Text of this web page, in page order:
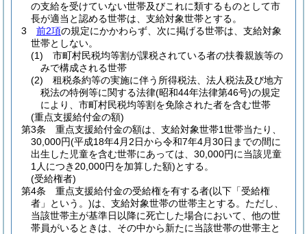
の支給を受けていない世帯及びこれに類するものとして市
長が適当と認める世帯は、支給対象世帯とする。
3
前2項の規定にかかわらず、次に掲げる世帯は、支給対象
世帯としない。
(1)
市町村民税均等割が課税されている者の扶養親族等の
みで構成される世帯
(2)
租税条約等の実施に伴う所得税法、法人税法及び地方
税法の特例等に関する法律(昭和44年法律第46号)の規定
により、市町村民税均等割を免除された者を含む世帯
(重点支援給付金の額)
第3条
重点支援給付金の額は、支給対象世帯1世帯当たり、
30,000円(平成18年4月2日から令和7年4月30日までの間に
出生した児童を含む世帯にあっては、30,000円に当該児童
1人につき20,000円を加算した額)とする。
(受給権者)
第4条
重点支援給付金の受給権を有する者(以下「受給権
者」という。)は、支給対象世帯の世帯主とする。 ただし、
当該世帯主が基準日以降に死亡した場合において、他の世
帯員がいるときは、その中から新たに当該世帯の世帯主と